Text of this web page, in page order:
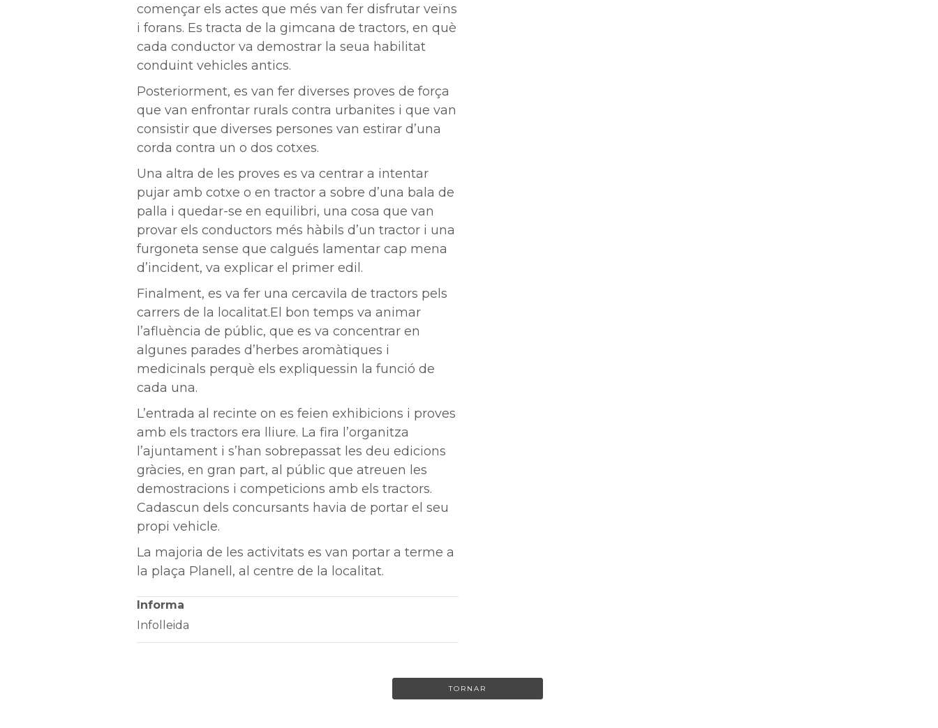
començar els actes que més van fer disfrutar veïns
i forans. Es tracta de la gimcana de tractors, en què
cada conductor va demostrar la seua habilitat
conduint vehicles antics.
Posteriorment, es van fer diverses proves de força
que van enfrontar rurals contra urbanites i que van
consistir que diverses persones van estirar d’una
corda contra un o dos cotxes.
Una altra de les proves es va centrar a intentar
pujar amb cotxe o en tractor a sobre d’una bala de
palla i quedar-se en equilibri, una cosa que van
provar els conductors més hàbils d’un tractor i una
furgoneta sense que calgués lamentar cap mena
d’incident, va explicar el primer edil.
Finalment, es va fer una cercavila de tractors pels
carrers de la localitat.El bon temps va animar
l’afluència de públic, que es va concentrar en
algunes parades d’herbes aromàtiques i
medicinals perquè els expliquessin la funció de
cada una.
L’entrada al recinte on es feien exhibicions i proves
amb els tractors era lliure. La fira l’organitza
l’ajuntament i s’han sobrepassat les deu edicions
gràcies, en gran part, al públic que atreuen les
demostracions i competicions amb els tractors.
Cadascun dels concursants havia de portar el seu
propi vehicle.
La majoria de les activitats es van portar a terme a
la plaça Planell, al centre de la localitat.
Informa
Infolleida
TORNAR